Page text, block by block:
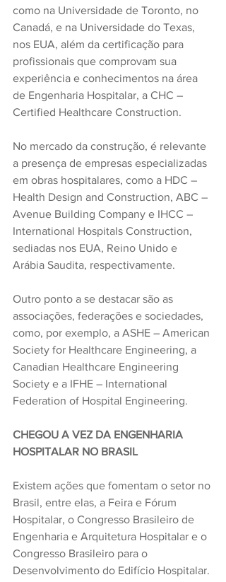
como na Universidade de Toronto, no
Canadá, e na Universidade do Texas,
nos EUA, além da certificação para
profissionais que comprovam sua
experiência e conhecimentos na área
de Engenharia Hospitalar, a CHC –
Certified Healthcare Construction.
No mercado da construção, é relevante
a presença de empresas especializadas
em obras hospitalares, como a HDC –
Health Design and Construction, ABC –
Avenue Building Company e IHCC –
International Hospitals Construction,
sediadas nos EUA, Reino Unido e
Arábia Saudita, respectivamente.
Outro ponto a se destacar são as
associações, federações e sociedades,
como, por exemplo, a ASHE – American
Society for Healthcare Engineering, a
Canadian Healthcare Engineering
Society e a IFHE – International
Federation of Hospital Engineering.
CHEGOU A VEZ DA ENGENHARIA
HOSPITALAR NO BRASIL
Existem ações que fomentam o setor no
Brasil, entre elas, a Feira e Fórum
Hospitalar, o Congresso Brasileiro de
Engenharia e Arquitetura Hospitalar e o
Congresso Brasileiro para o
Desenvolvimento do Edifício Hospitalar.